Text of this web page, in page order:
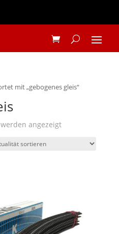
mit „gebogenes gleis“
angezeigtNach